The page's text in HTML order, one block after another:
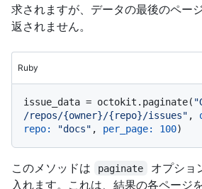
求されますが、データの最後のペー
返されません。
Ruby
issue_data = octokit.paginate(
/repos/{owner}/{repo}/issues" ,
repo:
"docs" , per_page: 100
このメソッドは paginate
オプショ
入れます。これは、結果の各ページ